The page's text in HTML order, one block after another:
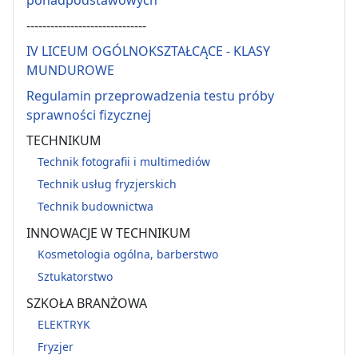
------------------------------
IV LICEUM OGÓLNOKSZTAŁCĄCE - KLASY
MUNDUROWE
Regulamin przeprowadzenia testu próby
sprawności fizycznej
TECHNIKUM
Technik fotografii i multimediów
Technik usług fryzjerskich
Technik budownictwa
INNOWACJE W TECHNIKUM
Kosmetologia ogólna, barberstwo
Sztukatorstwo
SZKOŁA BRANŻOWA
ELEKTRYK
Fryzjer